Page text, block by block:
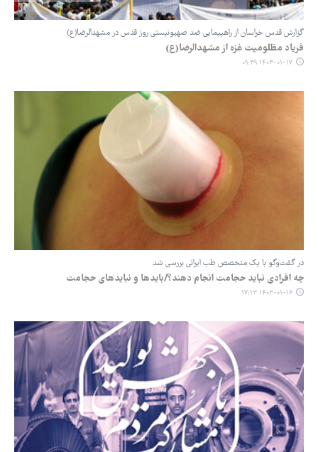
گزارش قدس خراسان از راهپیمایی ضد صهیونیستی روز قدس در مشهدالرضا(ع)
فریاد مظلومیت غزه از مشهدالرضا(ع)
۱۴۰۳-۰۱-۱۷ ۰۹:۳۹
در گفت‌وگو با یک متخصص طب ایرانی بررسی شد
چه افرادی نباید حجامت انجام دهند؟/بایدها و نبایدهای حجامت
۱۴۰۳-۰۱-۱۶ ۱۷:۱۳